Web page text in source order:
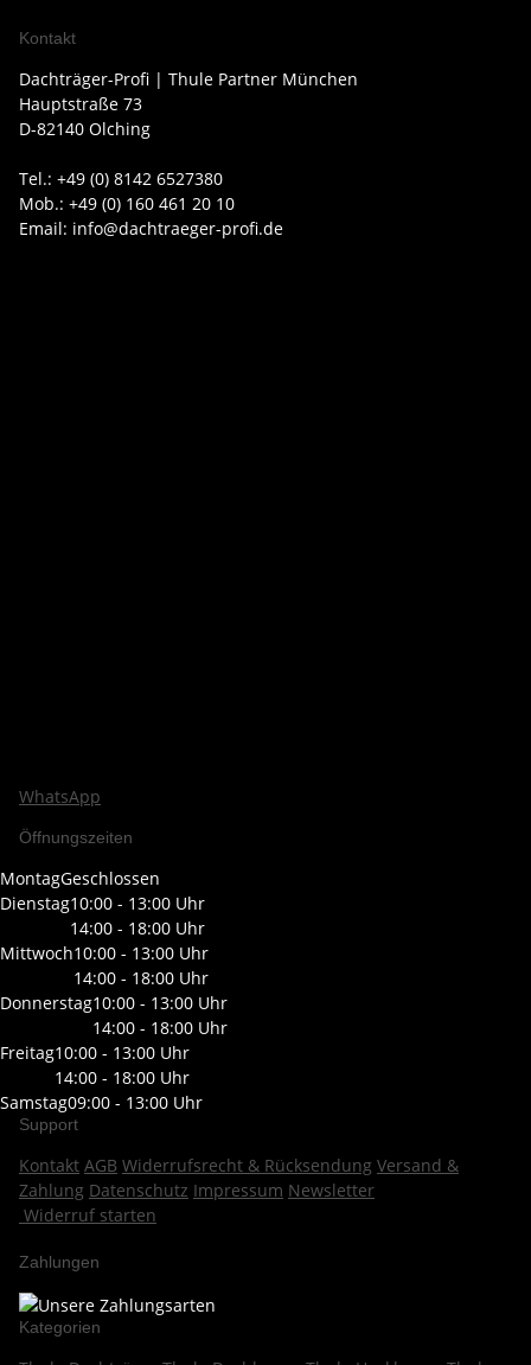
Kontakt
Dachträger-Profi | Thule Partner München
Hauptstraße 73
D-82140 Olching
Tel.: +49 (0) 8142 6527380
Mob.: +49 (0) 160 461 20 10
Email: info@dachtraeger-profi.de
WhatsApp
Öffnungszeiten
MontagGeschlossen
Dienstag10:00 - 13:00 Uhr
14:00 - 18:00 Uhr
Mittwoch10:00 - 13:00 Uhr
14:00 - 18:00 Uhr
Donnerstag10:00 - 13:00 Uhr
14:00 - 18:00 Uhr
Freitag10:00 - 13:00 Uhr
14:00 - 18:00 Uhr
Samstag09:00 - 13:00 Uhr
Support
Kontakt AGB Widerrufsrecht & Rücksendung Versand &
Zahlung Datenschutz Impressum Newsletter
Widerruf starten
Zahlungen
Kategorien